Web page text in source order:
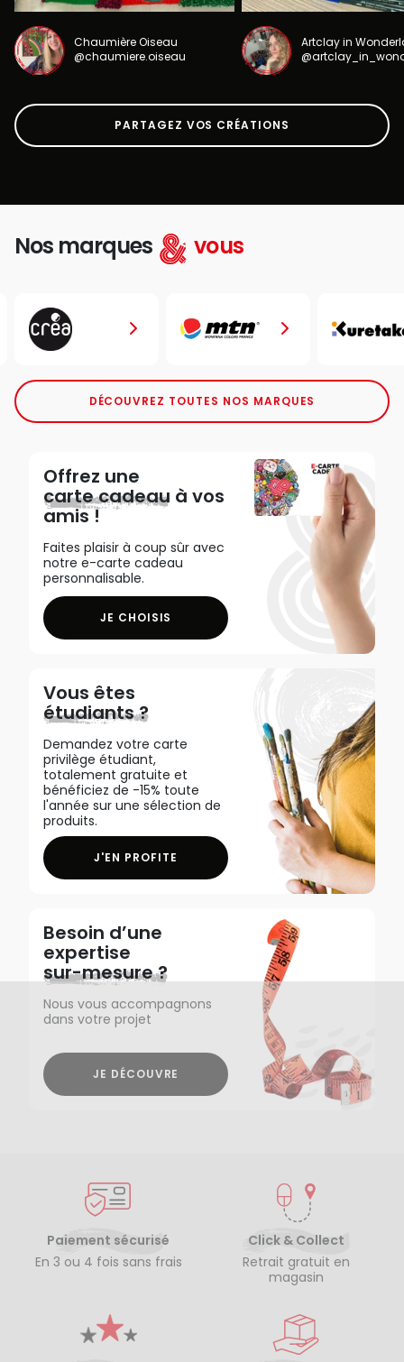
Chaumière Oiseau
@chaumiere.oiseau
Artclay in
PARTAGEZ VOS CRÉATIONS
Nos marques vous
DÉCOUVREZ TOUTES NOS MARQUES
Offrez une
carte cadeau à vos
amis !
Faites plaisir à coup sûr avec
notre e-carte cadeau
personnalisable.
JE CHOISIS
Vous êtes
étudiants ?
Demandez votre carte
privilège étudiant,
totalement gratuite et
bénéficiez de -15% toute
l'année sur une sélection de
produits.
J'EN PROFITE
Besoin d’une
expertise
sur-mesure ?
Nous vous accompagnons
dans votre projet
JE DÉCOUVRE
Paiement sécurisé
En 3 ou 4 fois sans frais
Click & Collect
Retrait gratuit en
magasin